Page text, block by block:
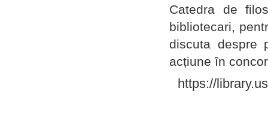
Catedra de
bibliotecari,
discuta despre
acțiune în
https://